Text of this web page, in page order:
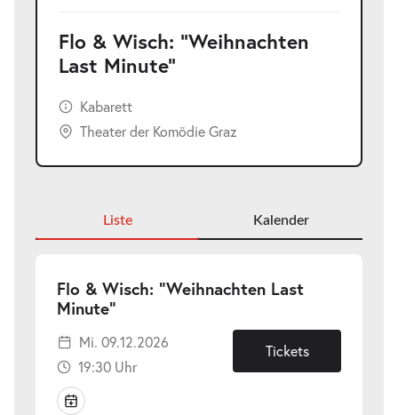
Flo & Wisch: "Weihnachten
Last Minute"
Kabarett
Theater der Komödie Graz
Liste Kalender
Flo & Wisch: "Weihnachten Last
Minute"
09.12.2026
Mi. 09.12.2026
19:30 Uhr
Tickets